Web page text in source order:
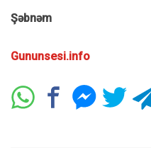
Şəbnəm
Gununsesi.info